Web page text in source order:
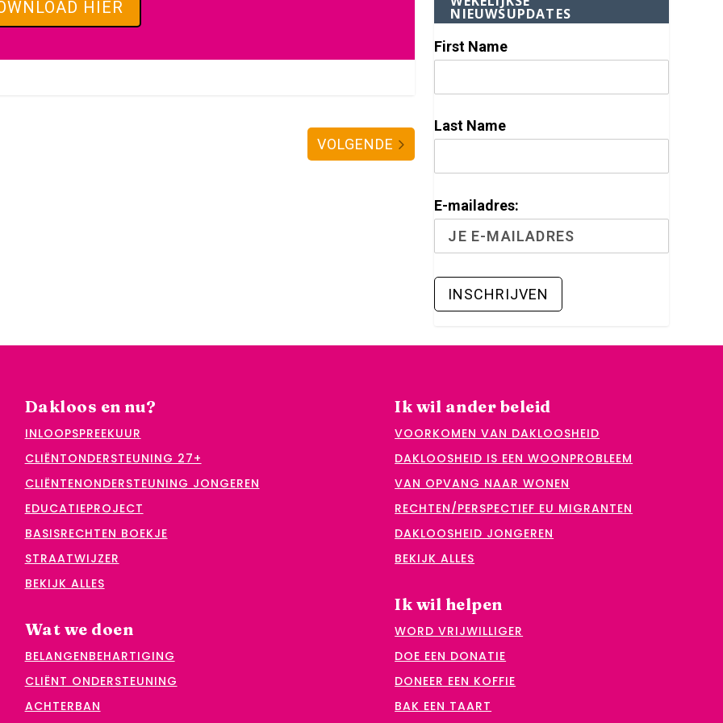
HIER
VOLGENDE
NIEUWSUPDATES
First Name
Last Name
E-mailadres:
Dakloos en nu?
INLOOPSPREEKUUR
CLIËNTONDERSTEUNING 27+
CLIËNTENONDERSTEUNING JONGEREN
EDUCATIEPROJECT
BASISRECHTEN BOEKJE
STRAATWIJZER
BEKIJK ALLES
Wat we doen
BELANGENBEHARTIGING
CLIËNT ONDERSTEUNING
ACHTERBAN
Ik wil ander beleid
VOORKOMEN VAN DAKLOOSHEID
DAKLOOSHEID IS EEN WOONPROBLEEM
VAN OPVANG NAAR WONEN
RECHTEN/PERSPECTIEF EU MIGRANTEN
DAKLOOSHEID JONGEREN
BEKIJK ALLES
Ik wil helpen
WORD VRIJWILLIGER
DOE EEN DONATIE
DONEER EEN KOFFIE
BAK EEN TAART